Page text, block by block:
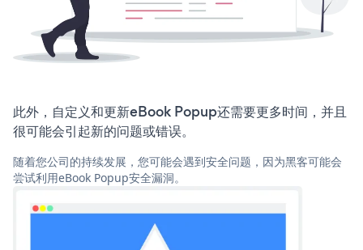
此外，自定义和更新eBook Popup还需要更多时间，并且
很可能会引起新的问题或错误。
随着您公司的持续发展，您可能会遇到安全问题，因为黑客可能会
尝试利用eBook Popup安全漏洞。